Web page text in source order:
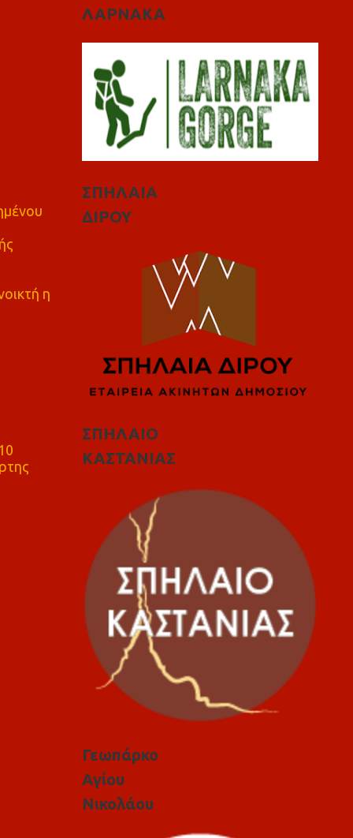
η
ΛΑΡΝΑΚΑ
ΣΠΗΛΑΙΑ
ΔΙΡΟΥ
ΣΠΗΛΑΙΟ
ΚΑΣΤΑΝΙΑΣ
Γεωπάρκο
Αγίου
Νικολάου